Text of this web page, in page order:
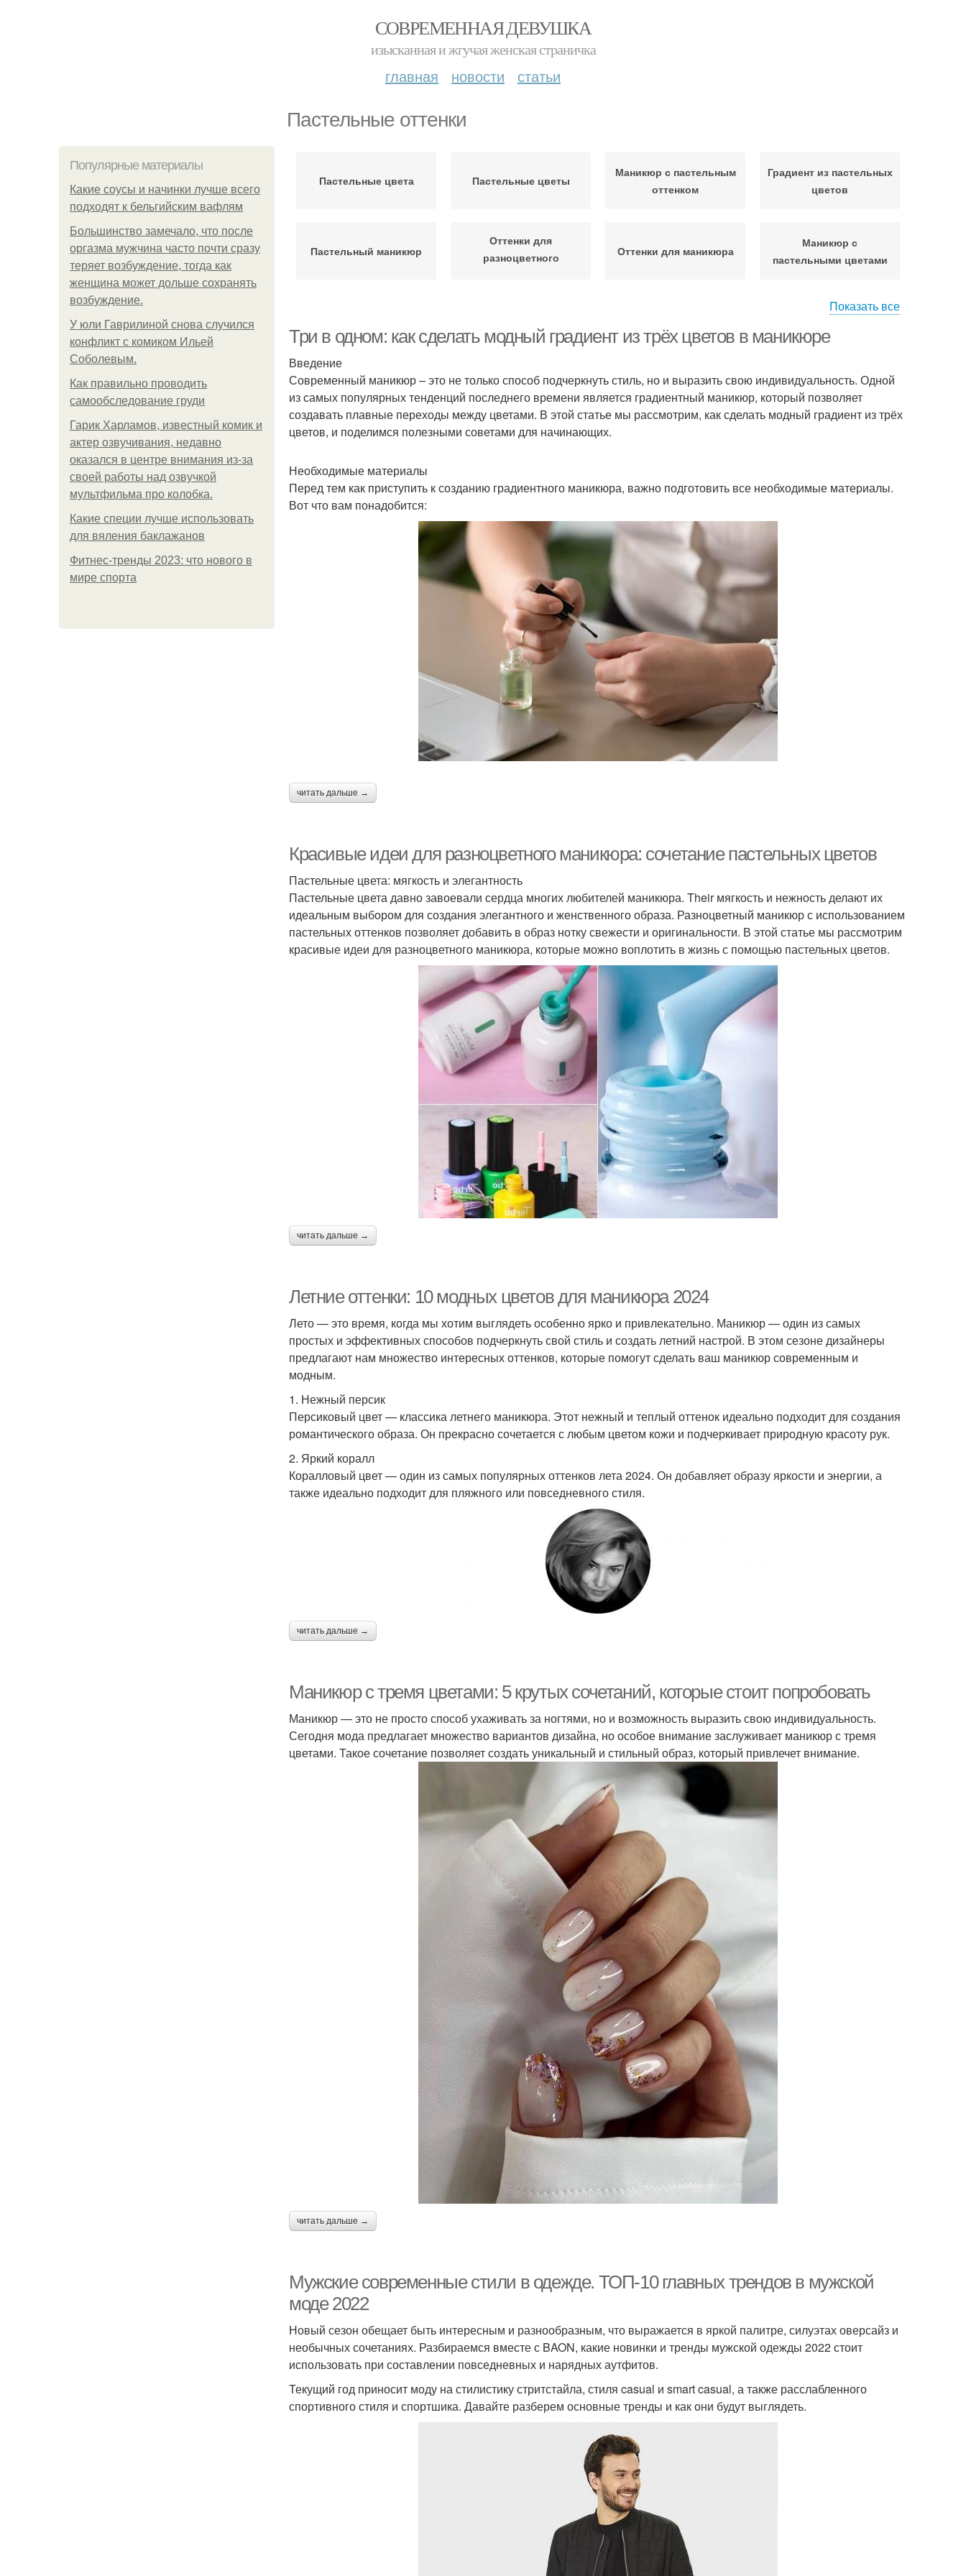
СОВРЕМЕННАЯ ДЕВУШКА
изысканная и жгучая женская страничка
главная новости статьи
Пастельные оттенки
Популярные материалы
Какие соусы и начинки лучше всего
подходят к бельгийским вафлям
Большинство замечало, что после
оргазма мужчина часто почти сразу
теряет возбуждение, тогда как
женщина может дольше сохранять
возбуждение.
У юли Гаврилиной снова случился
конфликт с комиком Ильей
Соболевым.
Как правильно проводить
самообследование груди
Гарик Харламов, известный комик и
актер озвучивания, недавно
оказался в центре внимания из-за
своей работы над озвучкой
мультфильма про колобка.
Какие специи лучше использовать
для вяления баклажанов
Фитнес-тренды 2023: что нового в
мире спорта
Пастельные цвета Пастельные цветы
Маникюр с пастельным
оттенком
Градиент из пастельных
цветов
Пастельный маникюр
Оттенки для
разноцветного
Оттенки для маникюра
Маникюр с
пастельными цветами
Показать все
Три в одном: как сделать модный градиент из трёх цветов в маникюре
Введение
Современный маникюр – это не только способ подчеркнуть стиль, но и выразить свою индивидуальность. Одной
из самых популярных тенденций последнего времени является градиентный маникюр, который позволяет
создавать плавные переходы между цветами. В этой статье мы рассмотрим, как сделать модный градиент из трёх
цветов, и поделимся полезными советами для начинающих.
Необходимые материалы
Перед тем как приступить к созданию градиентного маникюра, важно подготовить все необходимые материалы.
Вот что вам понадобится:
читать дальше →
Красивые идеи для разноцветного маникюра: сочетание пастельных цветов
Пастельные цвета: мягкость и элегантность
Пастельные цвета давно завоевали сердца многих любителей маникюра. Their мягкость и нежность делают их
идеальным выбором для создания элегантного и женственного образа. Разноцветный маникюр с использованием
пастельных оттенков позволяет добавить в образ нотку свежести и оригинальности. В этой статье мы рассмотрим
красивые идеи для разноцветного маникюра, которые можно воплотить в жизнь с помощью пастельных цветов.
читать дальше →
Летние оттенки: 10 модных цветов для маникюра 2024
Лето — это время, когда мы хотим выглядеть особенно ярко и привлекательно. Маникюр — один из самых
простых и эффективных способов подчеркнуть свой стиль и создать летний настрой. В этом сезоне дизайнеры
предлагают нам множество интересных оттенков, которые помогут сделать ваш маникюр современным и
модным.
1. Нежный персик
Персиковый цвет — классика летнего маникюра. Этот нежный и теплый оттенок идеально подходит для создания
романтического образа. Он прекрасно сочетается с любым цветом кожи и подчеркивает природную красоту рук.
2. Яркий коралл
Коралловый цвет — один из самых популярных оттенков лета 2024. Он добавляет образу яркости и энергии, а
также идеально подходит для пляжного или повседневного стиля.
читать дальше →
Маникюр с тремя цветами: 5 крутых сочетаний, которые стоит попробовать
Маникюр — это не просто способ ухаживать за ногтями, но и возможность выразить свою индивидуальность.
Сегодня мода предлагает множество вариантов дизайна, но особое внимание заслуживает маникюр с тремя
цветами. Такое сочетание позволяет создать уникальный и стильный образ, который привлечет внимание.
читать дальше →
Мужские современные стили в одежде. ТОП-10 главных трендов в мужской
моде 2022
Новый сезон обещает быть интересным и разнообразным, что выражается в яркой палитре, силуэтах оверсайз и
необычных сочетаниях. Разбираемся вместе с BAON, какие новинки и тренды мужской одежды 2022 стоит
использовать при составлении повседневных и нарядных аутфитов.
Текущий год приносит моду на стилистику стритстайла, стиля casual и smart casual, а также расслабленного
спортивного стиля и спортшика. Давайте разберем основные тренды и как они будут выглядеть.